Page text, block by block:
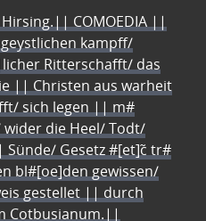
COMOEDIA ||
kampff/
Ritterschafft/ das
|| Christen aus warheit
sich legen || m#
wider die Heel/ Todt/
Gesetz #[et]c̃ tr#
bl#[oe]den gewissen/
gestellet || durch
Cotbusianum.||